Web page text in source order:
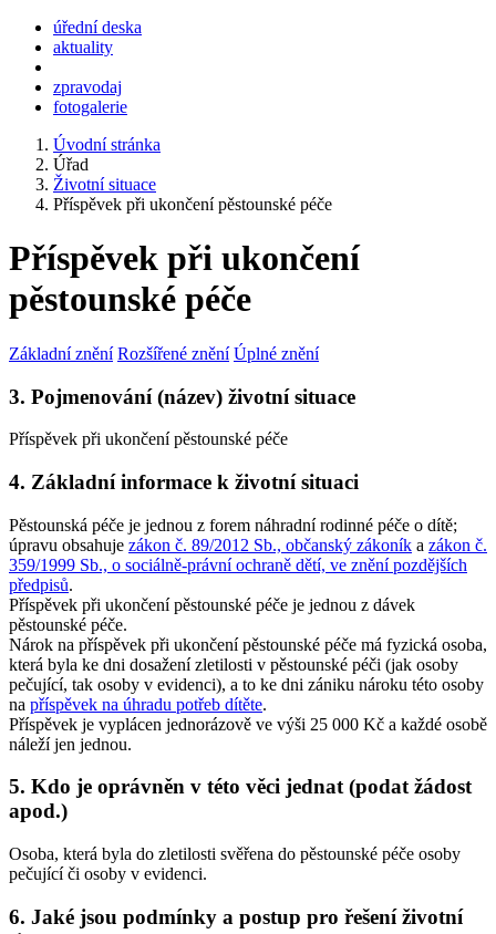
úřední deska
aktuality
zpravodaj
fotogalerie
Úvodní stránka
Úřad
Životní situace
Příspěvek při ukončení pěstounské péče
Příspěvek při ukončení
pěstounské péče
Základní znění Rozšířené znění Úplné znění
3. Pojmenování (název) životní situace
Příspěvek při ukončení pěstounské péče
4. Základní informace k životní situaci
Pěstounská péče je jednou z forem náhradní rodinné péče o dítě;
úpravu obsahuje zákon č. 89/2012 Sb., občanský zákoník a zákon č.
359/1999 Sb., o sociálně-právní ochraně dětí, ve znění pozdějších
předpisů.
Příspěvek při ukončení pěstounské péče je jednou z dávek
pěstounské péče.
Nárok na příspěvek při ukončení pěstounské péče má fyzická osoba,
která byla ke dni dosažení zletilosti v pěstounské péči (jak osoby
pečující, tak osoby v evidenci), a to ke dni zániku nároku této osoby
na příspěvek na úhradu potřeb dítěte.
Příspěvek je vyplácen jednorázově ve výši 25 000 Kč a každé osobě
náleží jen jednou.
5. Kdo je oprávněn v této věci jednat (podat žádost
apod.)
Osoba, která byla do zletilosti svěřena do pěstounské péče osoby
pečující či osoby v evidenci.
6. Jaké jsou podmínky a postup pro řešení životní